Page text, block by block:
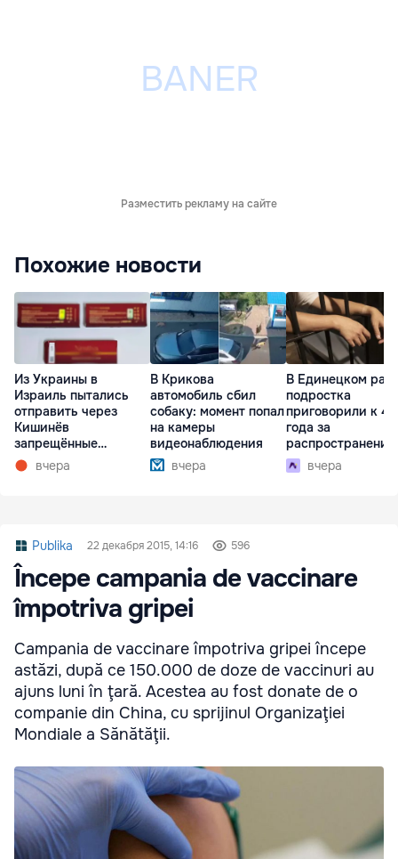
Разместить рекламу на сайте
Похожие новости
Из Украины в
Израиль пытались
отправить через
Кишинёв
запрещённые
препараты
вчера
В Крикова
автомобиль сбил
собаку: момент попал
на камеры
видеонаблюдения
вчера
В Единецком
подростка
приговорили к
года за
распространение
наркотиков
вчера
Publika 22 декабря 2015, 14:16 596
Începe campania de vaccinare
împotriva gripei
Campania de vaccinare împotriva gripei începe
astăzi, după ce 150.000 de doze de vaccinuri au
ajuns luni în ţară. Acestea au fost donate de o
companie din China, cu sprijinul Organizaţiei
Mondiale a Sănătăţii.